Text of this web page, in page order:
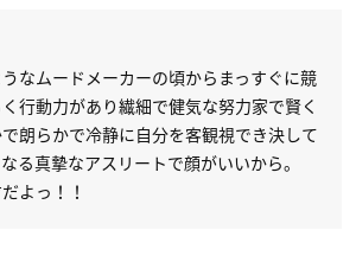
なムードメーカーの頃からまっすぐに競
行動力があり繊細で健気な努力家で賢く
朗らかで冷静に自分を客観視でき決して
る真摯なアスリートで顔がいいから。
よっ！！